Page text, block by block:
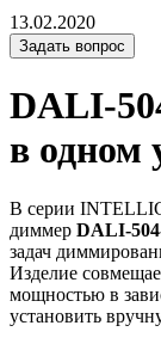
13.02.2020
Задать вопрос
DALI-
в одном
В серии
диммер DALI-
задач
Изделие
мощностью в
установить